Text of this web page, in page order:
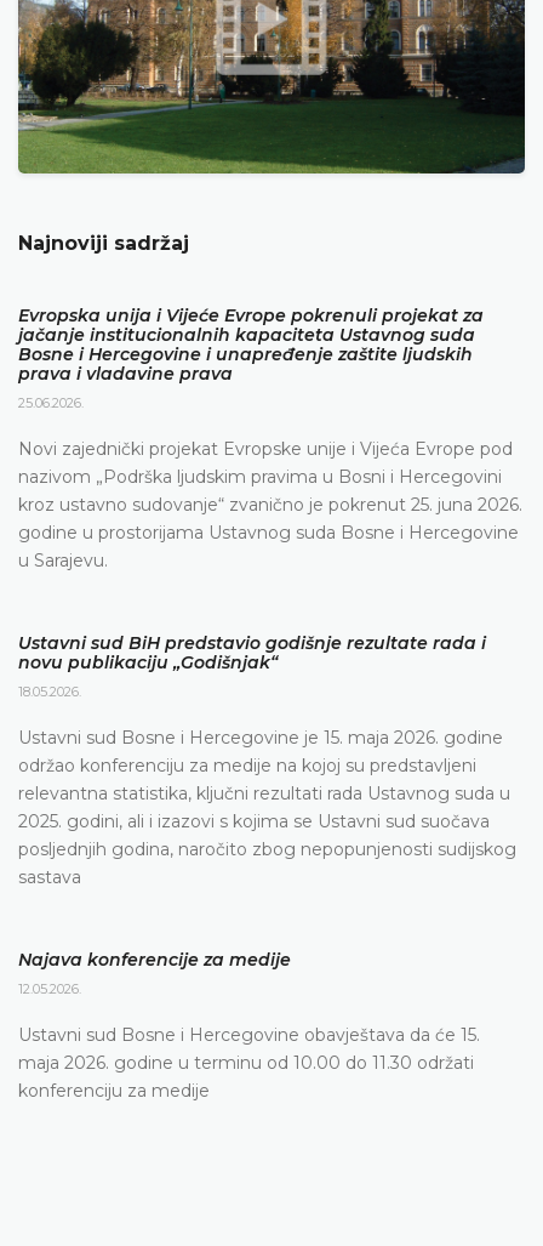
Najnoviji sadržaj
Evropska unija i Vijeće Evrope pokrenuli projekat za
jačanje institucionalnih kapaciteta Ustavnog suda
Bosne i Hercegovine i unapređenje zaštite ljudskih
prava i vladavine prava
25.06.2026.
Novi zajednički projekat Evropske unije i Vijeća Evrope pod
nazivom „Podrška ljudskim pravima u Bosni i Hercegovini
kroz ustavno sudovanje“ zvanično je pokrenut 25. juna 2026.
godine u prostorijama Ustavnog suda Bosne i Hercegovine
u Sarajevu.
Ustavni sud BiH predstavio godišnje rezultate rada i
novu publikaciju „Godišnjak“
18.05.2026.
Ustavni sud Bosne i Hercegovine je 15. maja 2026. godine
održao konferenciju za medije na kojoj su predstavljeni
relevantna statistika, ključni rezultati rada Ustavnog suda u
2025. godini, ali i izazovi s kojima se Ustavni sud suočava
posljednjih godina, naročito zbog nepopunjenosti sudijskog
sastava
Najava konferencije za medije
12.05.2026.
Ustavni sud Bosne i Hercegovine obavještava da će 15.
maja 2026. godine u terminu od 10.00 do 11.30 održati
konferenciju za medije